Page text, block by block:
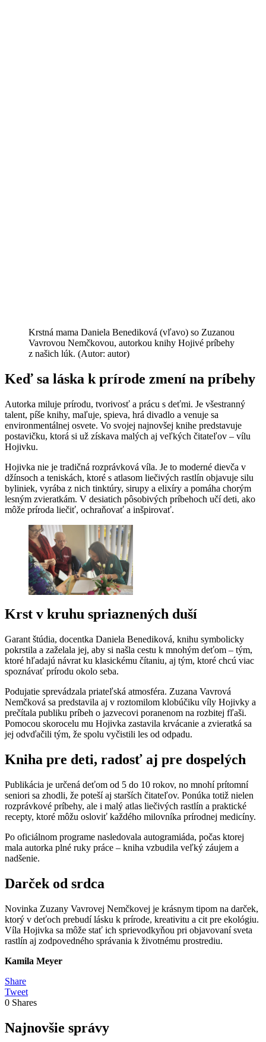
Krstná mama Daniela Benediková (vľavo) so Zuzanou
Vavrovou Nemčkovou, autorkou knihy Hojivé príbehy
z našich lúk. (Autor: autor)
Keď sa láska k prírode zmení na príbehy
Autorka miluje prírodu, tvorivosť a prácu s deťmi. Je všestranný
talent, píše knihy, maľuje, spieva, hrá divadlo a venuje sa
environmentálnej osvete. Vo svojej najnovšej knihe predstavuje
postavičku, ktorá si už získava malých aj veľkých čitateľov – vílu
Hojivku.
Hojivka nie je tradičná rozprávková víla. Je to moderné dievča v
džínsoch a teniskách, ktoré s atlasom liečivých rastlín objavuje silu
byliniek, vyrába z nich tinktúry, sirupy a elixíry a pomáha chorým
lesným zvieratkám. V desiatich pôsobivých príbehoch učí deti, ako
môže príroda liečiť, ochraňovať a inšpirovať.
Krst v kruhu spriaznených duší
Garant štúdia, docentka Daniela Benediková, knihu symbolicky
pokrstila a zaželala jej, aby si našla cestu k mnohým deťom – tým,
ktoré hľadajú návrat ku klasickému čítaniu, aj tým, ktoré chcú viac
spoznávať prírodu okolo seba.
Podujatie sprevádzala priateľská atmosféra. Zuzana Vavrová
Nemčková sa predstavila aj v roztomilom klobúčiku víly Hojivky a
prečítala publiku príbeh o jazvecovi poranenom na rozbitej fľaši.
Pomocou skorocelu mu Hojivka zastavila krvácanie a zvieratká sa
jej odvďačili tým, že spolu vyčistili les od odpadu.
Kniha pre deti, radosť aj pre dospelých
Publikácia je určená deťom od 5 do 10 rokov, no mnohí prítomní
seniori sa zhodli, že poteší aj starších čitateľov. Ponúka totiž nielen
rozprávkové príbehy, ale i malý atlas liečivých rastlín a praktické
recepty, ktoré môžu osloviť každého milovníka prírodnej medicíny.
Po oficiálnom programe nasledovala autogramiáda, počas ktorej
mala autorka plné ruky práce – kniha vzbudila veľký záujem a
nadšenie.
Darček od srdca
Novinka Zuzany Vavrovej Nemčkovej je krásnym tipom na darček,
ktorý v deťoch prebudí lásku k prírode, kreativitu a cit pre ekológiu.
Víla Hojivka sa môže stať ich sprievodkyňou pri objavovaní sveta
rastlín aj zodpovedného správania k životnému prostrediu.
Kamila Meyer
Share
Tweet
0 Shares
Najnovšie správy